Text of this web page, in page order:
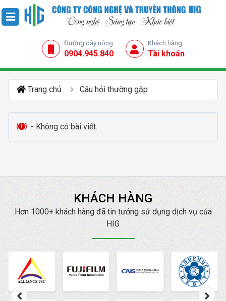
Đường dây nóng
0904.945.840
Khách hàng
Tài khoản
Trang chủ Câu hỏi thường gặp
- Không có bài viết.
KHÁCH HÀNG
Hơn 1000+ khách hàng đã tin tưởng sử dụng dịch vụ của
HIG